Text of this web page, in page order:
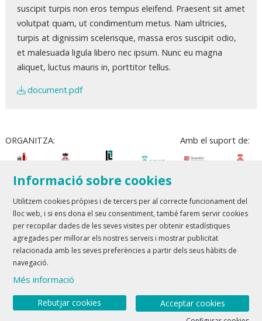
suscipit turpis non eros tempus eleifend. Praesent sit amet
volutpat quam, ut condimentum metus. Nam ultricies,
turpis at dignissim scelerisque, massa eros suscipit odio,
et malesuada ligula libero nec ipsum. Nunc eu magna
aliquet, luctus mauris in, porttitor tellus.
document.pdf
ORGANITZA: Amb el suport de:
Teatre Lloret de Mar| T 972 361 835
Teatre de Blanes| T 972 358 473
Sitemap Avís Legal
Link a youtube
Link a twitter
Informació sobre cookies
Utilitzem cookies pròpies i de tercers per al correcte funcionament del
lloc web, i si ens dona el seu consentiment, també farem servir cookies
per recopilar dades de les seves visites per obtenir estadístiques
agregades per millorar els nostres serveis i mostrar publicitat
relacionada amb les seves preferències a partir dels seus hàbits de
navegació.
Més informació
Acceptar cookies
Rebutjar cookies